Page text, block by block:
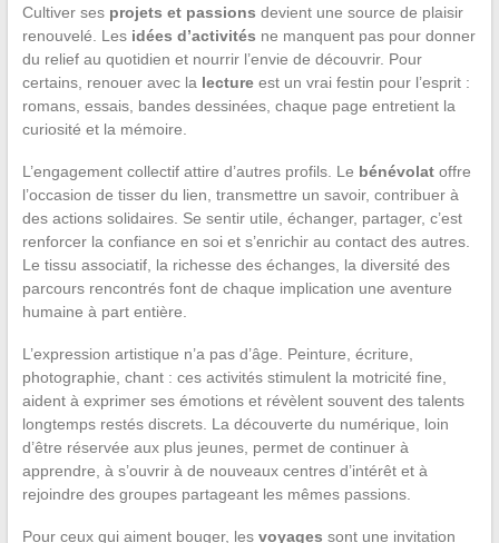
Cultiver ses projets et passions devient une source de plaisir
renouvelé. Les idées d’activités ne manquent pas pour donner
du relief au quotidien et nourrir l’envie de découvrir. Pour
certains, renouer avec la lectureest un vrai festin pour l’esprit :
romans, essais, bandes dessinées, chaque page entretient la
curiosité et la mémoire.
L’engagement collectif attire d’autres profils. Le bénévolatoffre
l’occasion de tisser du lien, transmettre un savoir, contribuer à
des actions solidaires. Se sentir utile, échanger, partager, c’est
renforcer la confiance en soi et s’enrichir au contact des autres.
Le tissu associatif, la richesse des échanges, la diversité des
parcours rencontrés font de chaque implication une aventure
humaine à part entière.
L’expression artistique n’a pas d’âge. Peinture, écriture,
photographie, chant : ces activités stimulent la motricité fine,
aident à exprimer ses émotions et révèlent souvent des talents
longtemps restés discrets. La découverte du numérique, loin
d’être réservée aux plus jeunes, permet de continuer à
apprendre, à s’ouvrir à de nouveaux centres d’intérêt et à
rejoindre des groupes partageant les mêmes passions.
Pour ceux qui aiment bouger, les voyages sont une invitation